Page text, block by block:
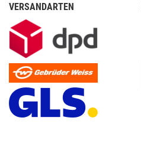
VERSANDARTEN